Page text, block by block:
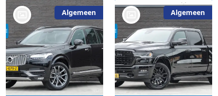
Algemeen
bij @Russcher Auto's
Algemeen
bij @Russcher Auto's